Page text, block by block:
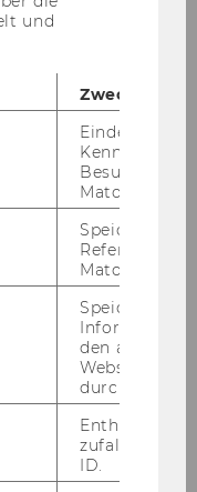
und
Zweck
Eindeutige
Besuchers
Matomo.
Speicherung
Referrers
Matomo.
Speicherung
den aktuellen
durch
Enthält eine
ID.